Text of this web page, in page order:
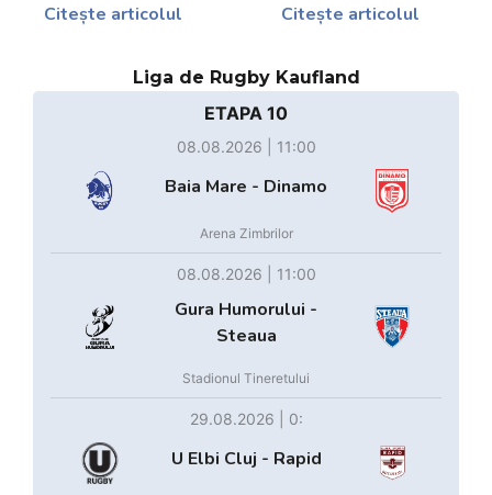
Citește articolul
Citește articolul
Liga de Rugby Kaufland
ETAPA 10
08.08.2026 | 11:00
Baia Mare - Dinamo
Arena Zimbrilor
08.08.2026 | 11:00
Gura Humorului -
Steaua
Stadionul Tineretului
29.08.2026 | 0:
U Elbi Cluj - Rapid